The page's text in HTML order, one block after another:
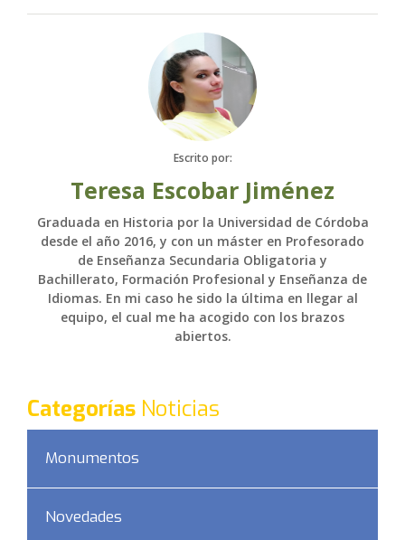
Escrito por:
Teresa Escobar Jiménez
Graduada en Historia por la Universidad de Córdoba
desde el año 2016, y con un máster en Profesorado
de Enseñanza Secundaria Obligatoria y
Bachillerato, Formación Profesional y Enseñanza de
Idiomas. En mi caso he sido la última en llegar al
equipo, el cual me ha acogido con los brazos
abiertos.
Categorías Noticias
Monumentos
Novedades